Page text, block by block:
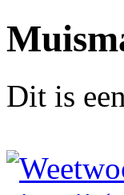
Dit is